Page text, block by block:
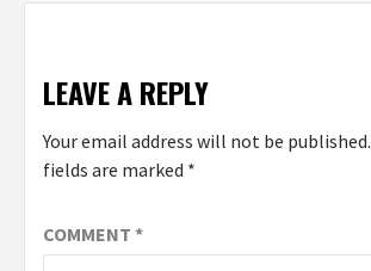
LEAVE A REPLY
Your email address will not be published.
fields are marked *
COMMENT *